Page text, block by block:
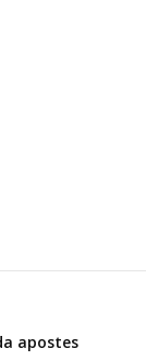
apostes